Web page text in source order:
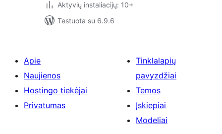
Aktyvių instaliacijų: 10+
Testuota su 6.9.6
Apie
Naujienos
Hostingo tiekėjai
Privatumas
Tinklalapių
pavyzdžiai
Temos
Įskiepiai
Modeliai